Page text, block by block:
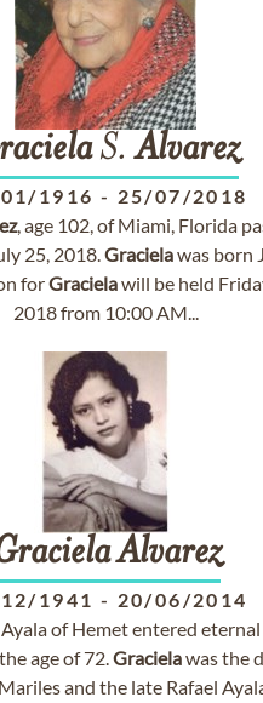
S.Alvarez
1916 - 25/07/2018
, age 102, of Miami, Florida
25, 2018.Gracielawas born
forGracielawill be held
2018 from 10:00 AM...
Alvarez
1941 - 20/06/2014
of Hemet entered eternal
age of 72.Gracielawas the
and the late Rafael